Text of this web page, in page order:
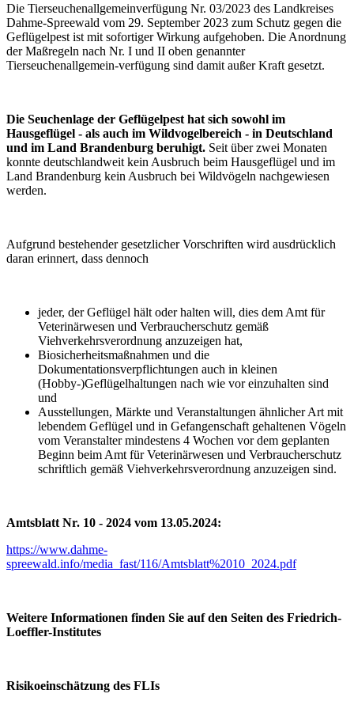
Die Tierseuchenallgemeinverfügung Nr. 03/2023 des Landkreises
Dahme-Spreewald vom 29. September 2023 zum Schutz gegen die
Geflügelpest ist mit sofortiger Wirkung aufgehoben. Die Anordnung
der Maßregeln nach Nr. I und II oben genannter
Tierseuchenallgemein-verfügung sind damit außer Kraft gesetzt.
Die Seuchenlage der Geflügelpest hat sich sowohl im
Hausgeflügel - als auch im Wildvogelbereich - in Deutschland
und im Land Brandenburg beruhigt. Seit über zwei Monaten
konnte deutschlandweit kein Ausbruch beim Hausgeflügel und im
Land Brandenburg kein Ausbruch bei Wildvögeln nachgewiesen
werden.
Aufgrund bestehender gesetzlicher Vorschriften wird ausdrücklich
daran erinnert, dass dennoch
jeder, der Geflügel hält oder halten will, dies dem Amt für
Veterinärwesen und Verbraucherschutz gemäß
Viehverkehrsverordnung anzuzeigen hat,
Biosicherheitsmaßnahmen und die
Dokumentationsverpflichtungen auch in kleinen
(Hobby-)Geflügelhaltungen nach wie vor einzuhalten sind
und
Ausstellungen, Märkte und Veranstaltungen ähnlicher Art mit
lebendem Geflügel und in Gefangenschaft gehaltenen Vögeln
vom Veranstalter mindestens 4 Wochen vor dem geplanten
Beginn beim Amt für Veterinärwesen und Verbraucherschutz
schriftlich gemäß Viehverkehrsverordnung anzuzeigen sind.
Amtsblatt Nr. 10 - 2024 vom 13.05.2024:
https://www.dahme-
spreewald.info/media_fast/116/Amtsblatt%2010_2024.pdf
Weitere Informationen finden Sie auf den Seiten des Friedrich-
Loeffler-Institutes
Risikoeinschätzung des FLIs